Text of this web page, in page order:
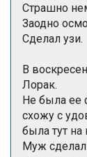
Страшно
Заодно
Сделал узи.
В
Лорак.
Не была ее
схожу с
была тут на
Муж